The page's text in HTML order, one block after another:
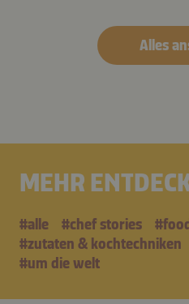
Alles
MEHR
#alle #chef stories
#zutaten & kochtechniken
#um die welt